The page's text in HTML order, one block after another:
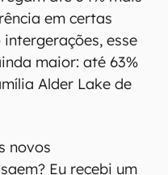
em certas
esse
maior: até 63%
Alder Lake de
novos
Eu recebi um